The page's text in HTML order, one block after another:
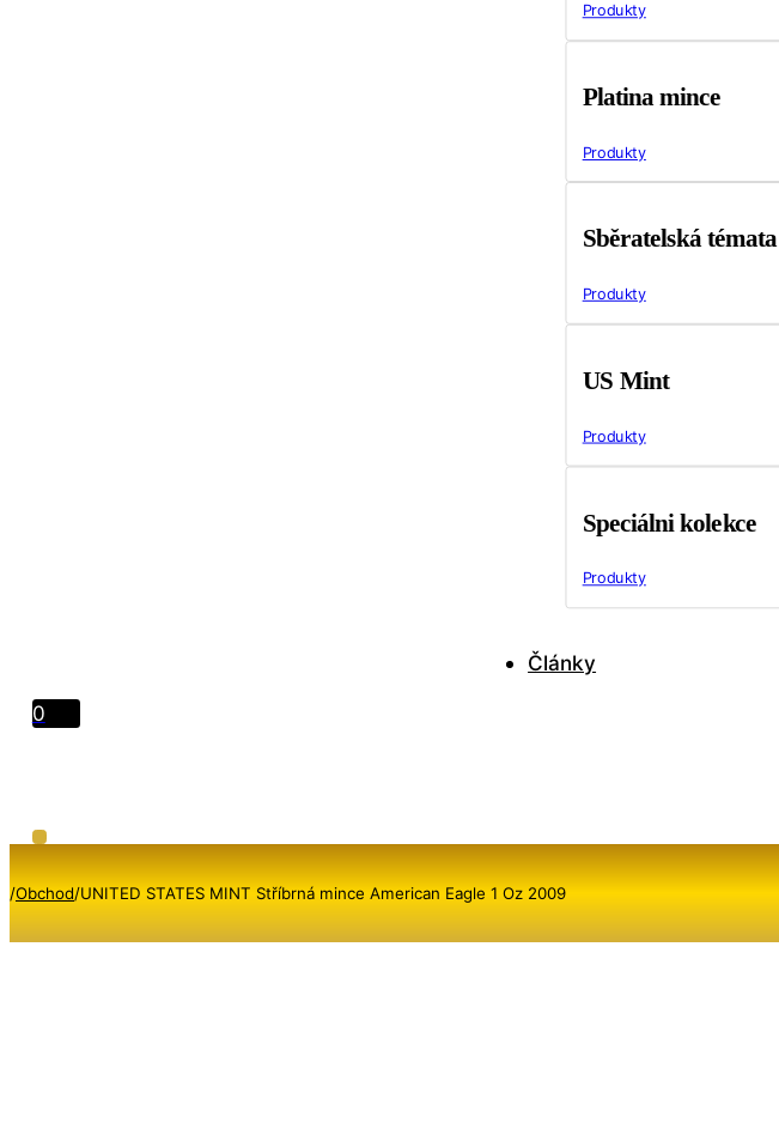
Produkty
Platina mince
Produkty
Sběratelská témata
Produkty
US Mint
Produkty
Speciálni kolekce
Produkty
Články
0
/Obchod/UNITED STATES MINT Stříbrná mince American Eagle 1 Oz 2009